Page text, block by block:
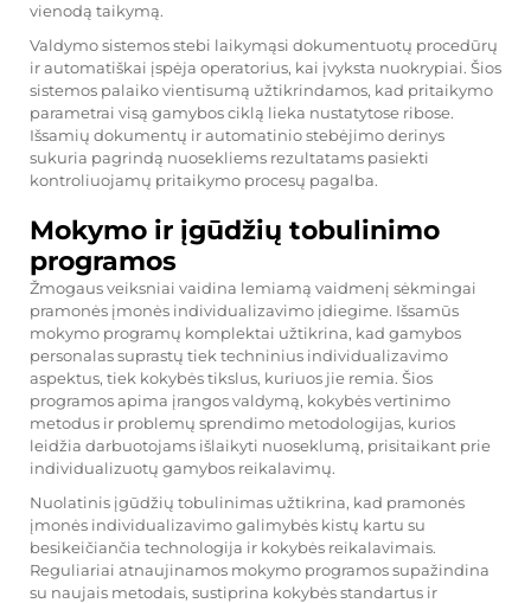
vienodą taikymą.
Valdymo sistemos stebi laikymąsi dokumentuotų procedūrų
ir automatiškai įspėja operatorius, kai įvyksta nuokrypiai. Šios
sistemos palaiko vientisumą užtikrindamos, kad pritaikymo
parametrai visą gamybos ciklą lieka nustatytose ribose.
Išsamių dokumentų ir automatinio stebėjimo derinys
sukuria pagrindą nuosekliems rezultatams pasiekti
kontroliuojamų pritaikymo procesų pagalba.
Mokymo ir įgūdžių tobulinimo
programos
Žmogaus veiksniai vaidina lemiamą vaidmenį sėkmingai
pramonės įmonės individualizavimo įdiegime. Išsamūs
mokymo programų komplektai užtikrina, kad gamybos
personalas suprastų tiek techninius individualizavimo
aspektus, tiek kokybės tikslus, kuriuos jie remia. Šios
programos apima įrangos valdymą, kokybės vertinimo
metodus ir problemų sprendimo metodologijas, kurios
leidžia darbuotojams išlaikyti nuoseklumą, prisitaikant prie
individualizuotų gamybos reikalavimų.
Nuolatinis įgūdžių tobulinimas užtikrina, kad pramonės
įmonės individualizavimo galimybės kistų kartu su
besikeičiančia technologija ir kokybės reikalavimais.
Reguliariai atnaujinamos mokymo programos supažindina
su naujais metodais, sustiprina kokybės standartus ir